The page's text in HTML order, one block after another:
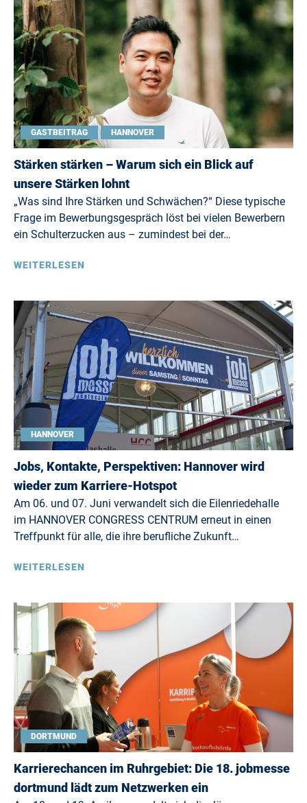
GASTBEITRAG HANNOVER
Stärken stärken – Warum sich ein Blick auf
unsere Stärken lohnt
„Was sind Ihre Stärken und Schwächen?“ Diese typische
Frage im Bewerbungsgespräch löst bei vielen Bewerbern
ein Schulterzucken aus – zumindest bei der…
WEITERLESEN
HANNOVER
Jobs, Kontakte, Perspektiven: Hannover wird
wieder zum Karriere-Hotspot
Am 06. und 07. Juni verwandelt sich die Eilenriedehalle
im HANNOVER CONGRESS CENTRUM erneut in einen
Treffpunkt für alle, die ihre berufliche Zukunft…
WEITERLESEN
DORTMUND
Karrierechancen im Ruhrgebiet: Die 18. jobmesse
dortmund lädt zum Netzwerken ein